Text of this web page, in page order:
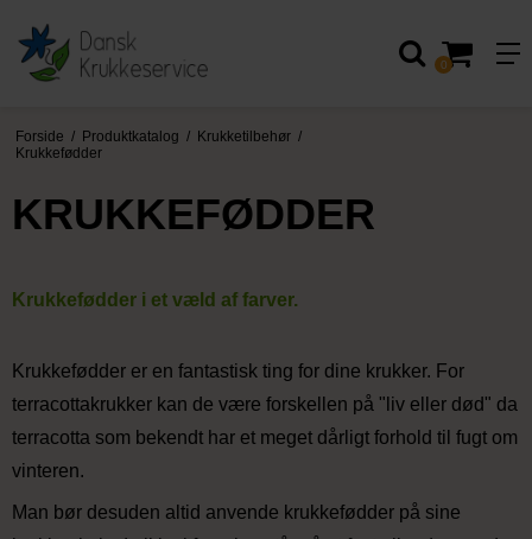
0
Forside / Produktkatalog / Krukketilbehør /
Krukkefødder
KRUKKEFØDDER
Krukkefødder i et væld af farver.
Krukkefødder er en fantastisk ting for dine krukker. For
terracottakrukker kan de være forskellen på "liv eller død" da
terracotta som bekendt har et meget dårligt forhold til fugt om
vinteren.
Man bør desuden altid anvende krukkefødder på sine